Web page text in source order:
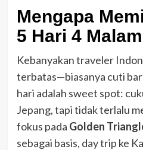
Mengapa
5 Hari 4
Kebanyakan traveler
terbatas—biasanya cuti
hari adalah sweet spot:
Jepang, tapi tidak terlalu
fokus pada Golden
sebagai basis, day trip ke